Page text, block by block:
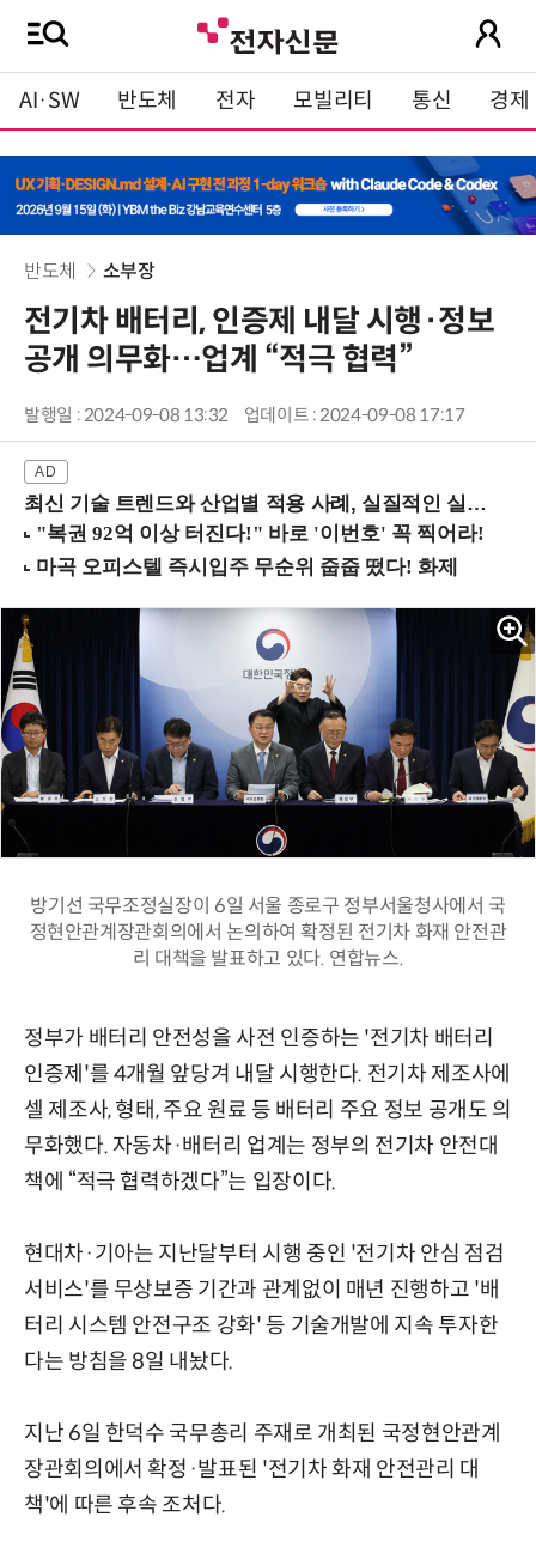
AI·SW 반도체 전자 모빌리티 통신 경제
반도체 소부장
전기차 배터리, 인증제 내달 시행·정보
공개 의무화…업계 “적극 협력”
발행일 : 2024-09-08 13:32 업데이트 : 2024-09-08 17:17
최신 기술 트렌드와 산업별 적용 사례, 실질적인 실행 전략을 공유 (9/18 양재역)
방기선 국무조정실장이 6일 서울 종로구 정부서울청사에서 국
정현안관계장관회의에서 논의하여 확정된 전기차 화재 안전관
리 대책을 발표하고 있다. 연합뉴스.
정부가 배터리 안전성을 사전 인증하는 '전기차 배터리
인증제'를 4개월 앞당겨 내달 시행한다. 전기차 제조사에
셀 제조사, 형태, 주요 원료 등 배터리 주요 정보 공개도 의
무화했다. 자동차·배터리 업계는 정부의 전기차 안전대
책에 “적극 협력하겠다”는 입장이다.
현대차·기아는 지난달부터 시행 중인 '전기차 안심 점검
서비스'를 무상보증 기간과 관계없이 매년 진행하고 '배
터리 시스템 안전구조 강화' 등 기술개발에 지속 투자한
다는 방침을 8일 내놨다.
지난 6일 한덕수 국무총리 주재로 개최된 국정현안관계
장관회의에서 확정·발표된 '전기차 화재 안전관리 대
책'에 따른 후속 조처다.